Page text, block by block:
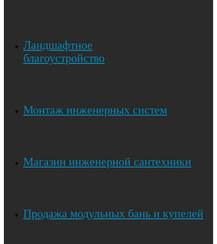
Ландшафтное
благоустройство
Монтаж инженерных систем
Магазин инженерной сантехники
Продажа модульных бань и купелей